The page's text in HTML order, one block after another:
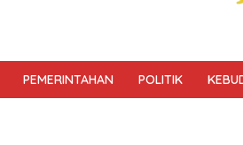
PEMERINTAHAN POLITIK